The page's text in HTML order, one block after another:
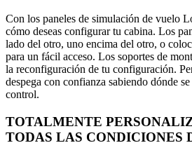
Con los paneles de simulación de vuelo
cómo deseas configurar tu cabina. Los
lado del otro, uno encima del otro, o
para un fácil acceso. Los soportes de
la reconfiguración de tu configuración.
despega con confianza sabiendo dónde
control.
TOTALMENTE
TODAS LAS CONDICIONES